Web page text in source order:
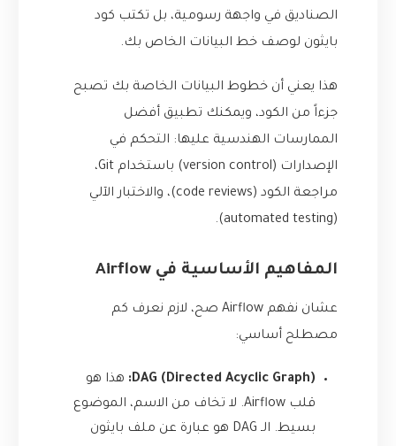
الصناديق في واجهة رسومية، بل تكتب كود
بايثون لوصف خط البيانات الخاص بك.
هذا يعني أن خطوط البيانات الخاصة بك تصبح
جزءاً من الكود، ويمكنك تطبيق أفضل
الممارسات الهندسية عليها: التحكم في
الإصدارات (version control) باستخدام Git،
مراجعة الكود (code reviews)، والاختبار الآلي
(automated testing).
المفاهيم الأساسية في Airflow
عشان نفهم Airflow صح، لازم نعرف كم
مصطلح أساسي:
DAG (Directed Acyclic Graph):
هذا هو
قلب Airflow. لا تخاف من الاسم، الموضوع
بسيط. الـ DAG هو عبارة عن ملف بايثون